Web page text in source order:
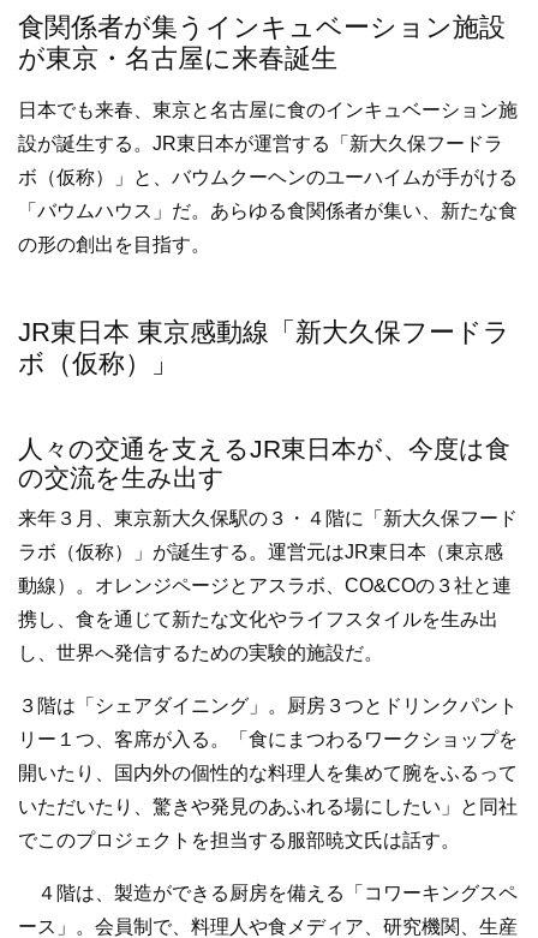
食関係者が集うインキュベーション施設
が東京・名古屋に来春誕生
日本でも来春、東京と名古屋に食のインキュベーション施
設が誕生する。JR東日本が運営する「新大久保フードラ
ボ（仮称）」と、バウムクーヘンのユーハイムが手がける
「バウムハウス」だ。あらゆる食関係者が集い、新たな食
の形の創出を目指す。
JR東日本 東京感動線「新大久保フードラ
ボ（仮称）」
人々の交通を支えるJR東日本が、今度は食
の交流を生み出す
来年３月、東京新大久保駅の３・４階に「新大久保フード
ラボ（仮称）」が誕生する。運営元はJR東日本（東京感
動線）。オレンジページとアスラボ、CO&COの３社と連
携し、食を通じて新たな文化やライフスタイルを生み出
し、世界へ発信するための実験的施設だ。
３階は「シェアダイニング」。厨房３つとドリンクパント
リー１つ、客席が入る。「食にまつわるワークショップを
開いたり、国内外の個性的な料理人を集めて腕をふるって
いただいたり、驚きや発見のあふれる場にしたい」と同社
でこのプロジェクトを担当する服部暁文氏は話す。
４階は、製造ができる厨房を備える「コワーキングスペ
ース」。会員制で、料理人や食メディア、研究機関、生産